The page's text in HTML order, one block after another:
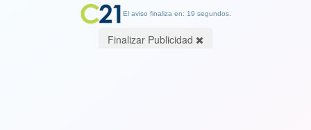
El aviso finaliza en: 19 segundos.
Finalizar Publicidad